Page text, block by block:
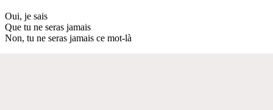
Oui, je sais
Que tu ne seras jamais
Non, tu ne seras jamais ce mot-là